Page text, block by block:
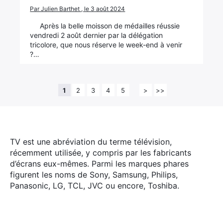
TV est une abréviation du terme télévision,
récemment utilisée, y compris par les fabricants
d’écrans eux-mêmes. Parmi les marques phares
figurent les noms de Sony, Samsung, Philips,
Panasonic, LG, TCL, JVC ou encore, Toshiba.
Par Julien Barthet , le 3 août 2024
Après la belle moisson de médailles réussie
vendredi 2 août dernier par la délégation
tricolore, que nous réserve le week-end à venir
?…
1 2 3 4 5 > >>